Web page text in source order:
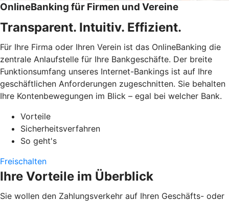
OnlineBanking für Firmen und Vereine
Transparent. Intuitiv. Effizient.
Für Ihre Firma oder Ihren Verein ist das OnlineBanking die
zentrale Anlaufstelle für Ihre Bankgeschäfte. Der breite
Funktionsumfang unseres Internet-Bankings ist auf Ihre
geschäftlichen Anforderungen zugeschnitten. Sie behalten
Ihre Kontenbewegungen im Blick – egal bei welcher Bank.
Vorteile
Sicherheitsverfahren
So geht's
Freischalten
Ihre Vorteile im Überblick
Sie wollen den Zahlungsverkehr auf Ihren Geschäfts- oder